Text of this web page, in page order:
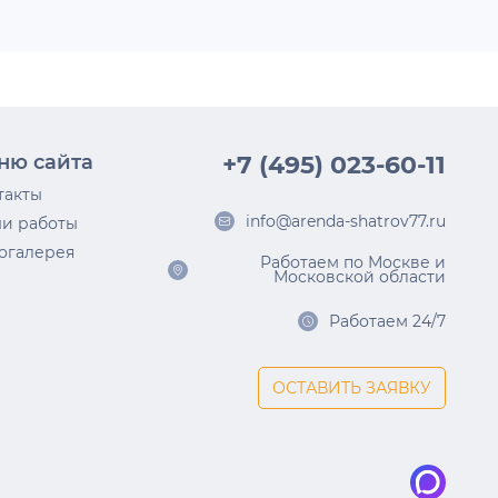
сайта
работы
+7 (495) 023-60-11
info@arenda-shatrov77.ru
Работаем по Москве и
Московской области
Работаем 24/7
ОСТАВИТЬ ЗАЯВКУ